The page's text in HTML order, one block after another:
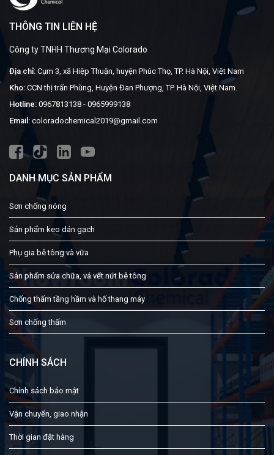
THÔNG TIN LIÊN HỆ
Công ty TNHH Thương Mại Colorado
Địa chỉ: Cụm 3, xã Hiệp Thuận, huyện Phúc Thọ, TP. Hà Nội, Việt Nam
Kho: CCN thị trấn Phùng, Huyện Đan Phượng, TP. Hà Nội, Việt Nam.
Hotline: 0967813138 - 0965999138
Email: coloradochemical2019@gmail.com
DANH MỤC SẢN PHẨM
Sơn chống nóng
Sản phẩm keo dán gạch
Phụ gia bê tông và vữa
Sản phẩm sửa chữa, vá vết nứt bê tông
Chống thấm tầng hầm và hố thang máy
Sơn chống thấm
CHÍNH SÁCH
Chính sách bảo mật
Vận chuyển, giao nhận
Thời gian đặt hàng